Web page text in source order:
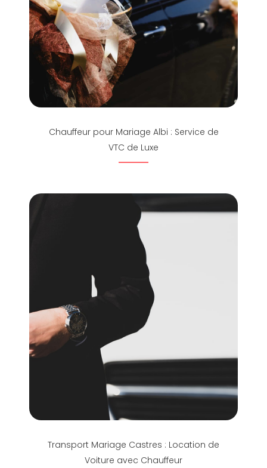
Chauffeur pour Mariage Albi : Service de
VTC de Luxe
Transport Mariage Castres : Location de
Voiture avec Chauffeur